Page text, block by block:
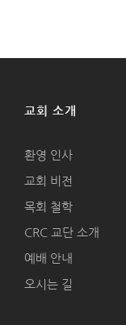
교회 소개
환영 인사
교회 비전
목회 철학
CRC 교단 소개
예배 안내
오시는 길